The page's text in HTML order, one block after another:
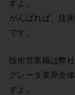
すよ。
がんばれば、技
です。
技術営業職は弊
グレータ業界全
すよ。